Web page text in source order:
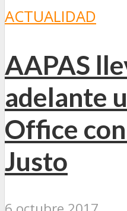
ACTUALIDAD
AAPAS
adelante
Office con
Justo